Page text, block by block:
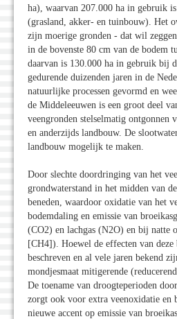
ha), waarvan 207.000 ha in gebruik
(grasland, akker- en tuinbouw). Het
zijn moerige gronden - dat wil
in de bovenste 80 cm van de bodem
daarvan is 130.000 ha in gebruik bij
gedurende duizenden jaren in de
natuurlijke processen gevormd en
de Middeleeuwen is een groot deel
veengronden stelselmatig
en anderzijds landbouw. De
landbouw mogelijk te maken.
Door slechte doordringing van het
grondwaterstand in het midden van
beneden, waardoor oxidatie van het
bodemdaling en emissie van
(CO2) en lachgas (N2O) en bij natte
[CH4]). Hoewel de effecten van
beschreven en al vele jaren bekend
mondjesmaat mitigerende
De toename van droogteperioden
zorgt ook voor extra veenoxidatie en
nieuwe accent op emissie van